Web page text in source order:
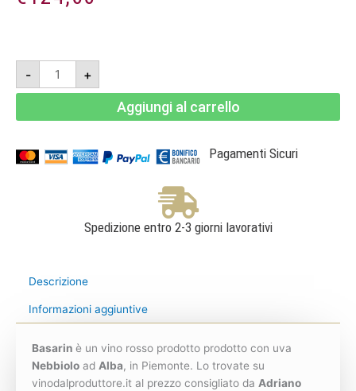
-
Basarin
2019
Jeroboam
3l
Adriano
Marco
e
+
Aggiungi al carrello
Pagamenti Sicuri
Spedizione entro 2-3 giorni lavorativi
Descrizione
Informazioni aggiuntive
Basarin è un vino rosso prodotto prodotto con uva
Nebbiolo ad Alba, in Piemonte. Lo trovate su
vinodalproduttore.it al prezzo consigliato da Adriano